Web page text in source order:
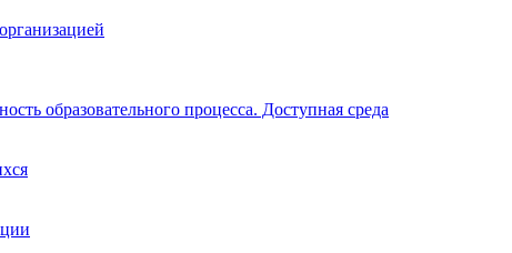
образовательного процесса. Доступная среда